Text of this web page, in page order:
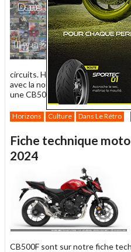
circuits. Honda en profite pour
avec la nouvelle CBF 500.
une CB500 rebaptisée Hornet !
Horizons Culture Dans Le Rétro
Fiche technique
2024
CB500F sont sur notre fiche